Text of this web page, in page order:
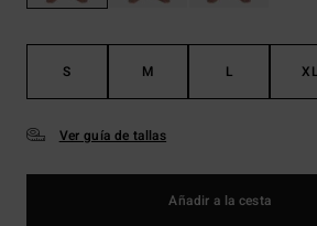
S M L XL
Ver guía de tallas
Añadir a la cesta